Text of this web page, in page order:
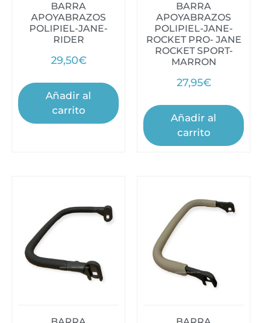
BARRA
APOYABRAZOS
POLIPIEL-JANE-
RIDER
29,50€
Añadir al
carrito
BARRA
APOYABRAZOS
POLIPIEL-JANE-
ROCKET PRO- JANE
ROCKET SPORT-
MARRON
27,95€
Añadir al
carrito